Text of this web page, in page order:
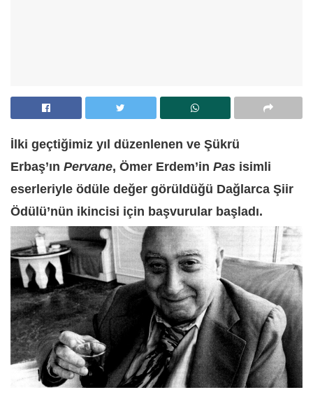
İlki geçtiğimiz yıl düzenlenen ve Şükrü
Erbaş’ın Pervane, Ömer Erdem’in Pas isimli
eserleriyle ödüle değer görüldüğü Dağlarca Şiir
Ödülü’nün ikincisi için başvurular başladı.